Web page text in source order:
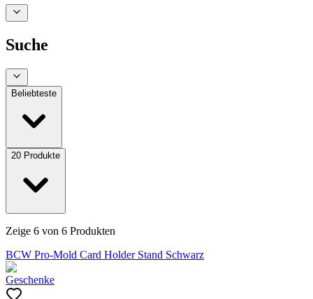
Suche
Beliebteste
20 Produkte
Zeige 6 von 6 Produkten
BCW Pro-Mold Card Holder Stand Schwarz
Geschenke